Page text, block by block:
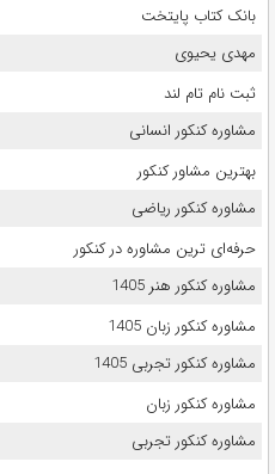
بانک کتاب پایتخت
مهدی یحیوی
ثبت نام تام لند
مشاوره کنکور انسانی
بهترین مشاور کنکور
مشاوره کنکور ریاضی
حرفه‌ای ترین مشاوره در کنکور
مشاوره کنکور هنر 1405
مشاوره کنکور زبان 1405
مشاوره کنکور تجربی 1405
مشاوره کنکور زبان
مشاوره کنکور تجربی